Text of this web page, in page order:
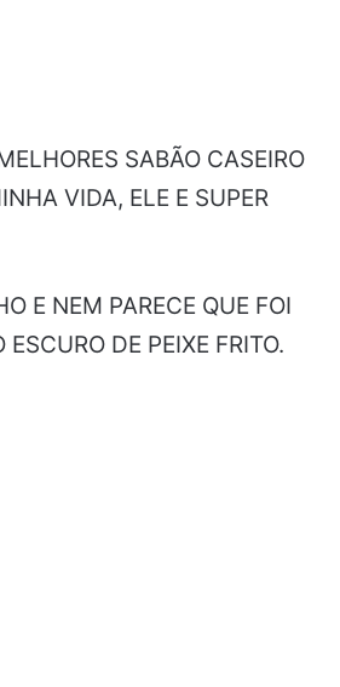
SABÃO CASEIRO
VIDA, ELE E SUPER
E NEM PARECE QUE FOI
DE PEIXE FRITO.